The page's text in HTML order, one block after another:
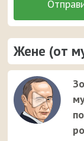
Жене (от